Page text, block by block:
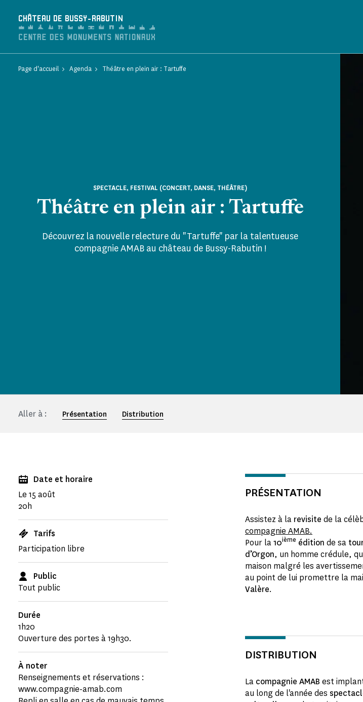
CHÂTEAU DE BUSSY-RABUTIN
Page d'accueil Agenda Théâtre en plein air : Tartuffe
Théâtre en plein air : Tartuffe
SPECTACLE, FESTIVAL (CONCERT, DANSE, THÉÂTRE)
Découvrez la nouvelle relecture du "Tartuffe" par la talentueuse
compagnie AMAB au château de Bussy-Rabutin !
Aller à : Présentation Distribution
Date et horaire
Le 15 août
20h
Tarifs
Participation libre
Public
Tout public
Durée
1h20
Ouverture des portes à 19h30.
À noter
Renseignements et réservations :
www.compagnie-amab.com
PRÉSENTATION
Assistez à la revisite de la
compagnie AMAB.
Pour la10ième édition de sa
d’Orgon, un homme crédule,
maison malgré les
au point de lui promettre la
Valère.
DISTRIBUTION
La compagnie AMAB est
au long de l'année des